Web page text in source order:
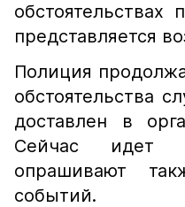
представляется
Полиция
обстоятельства
доставлен в
Сейчас идет
опрашивают
событий.